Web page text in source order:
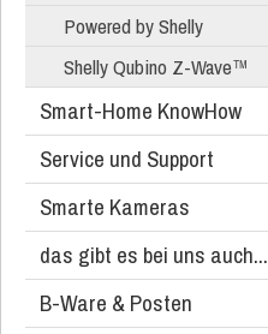
Powered by Shelly
Shelly Qubino Z-Wave™
Smart-Home KnowHow
Service und Support
Smarte Kameras
das gibt es bei uns auch...
B-Ware & Posten